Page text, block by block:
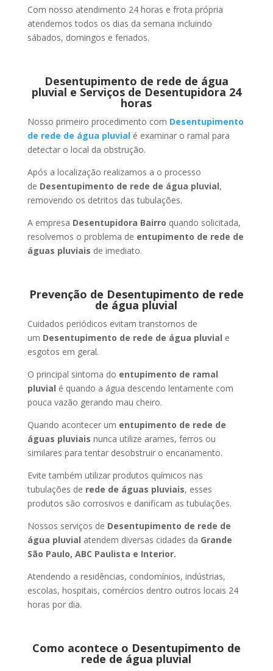
Com nosso atendimento 24 horas e frota própria
atendemos todos os dias da semana incluindo
sábados, domingos e feriados.
Desentupimento de rede de água
pluvial e Serviços de Desentupidora 24
horas
Nosso primeiro procedimento com Desentupimento
de rede de água pluvialé examinar o ramal para
detectar o local da obstrução.
Após a localização realizamos a o processo
de Desentupimento de rede de água pluvial,
removendo os detritos das tubulações.
A empresa Desentupidora Bairro quando solicitada,
resolvemos o problema de entupimento de rede de
águas pluviais de imediato.
Prevenção de Desentupimento de rede
de água pluvial
Cuidados periódicos evitam transtornos de
um Desentupimento de rede de água pluvial e
esgotos em geral.
O principal sintoma do entupimento de ramal
pluvial é quando a água descendo lentamente com
pouca vazão gerando mau cheiro.
Quando acontecer um entupimento de rede de
águas pluviais nunca utilize arames, ferros ou
similares para tentar desobstruir o encanamento.
Evite também utilizar produtos químicos nas
tubulações de rede de águas pluviais, esses
produtos são corrosivos e danificam as tubulações.
Nossos serviços de Desentupimento de rede de
água pluvial atendem diversas cidades da Grande
São Paulo, ABC Paulista e Interior.
Atendendo a residências, condomínios, indústrias,
escolas, hospitais, comércios dentro outros locais 24
horas por dia.
Como acontece o Desentupimento de
rede de água pluvial